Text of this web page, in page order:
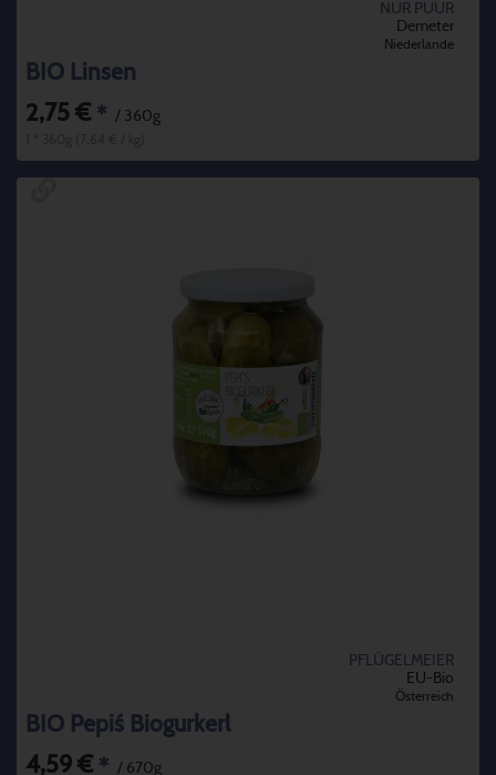
NUR PUUR
Demeter
Niederlande
BIO Linsen
2,75 € * / 360g
PFLÜGELMEIER
EU-Bio
Österreich
BIO Pepi´s Biogurkerl
4,59 € * / 670g